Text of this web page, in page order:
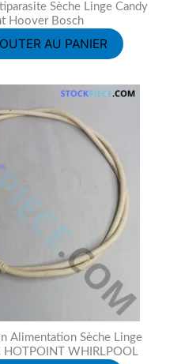
Sèche Linge Candy
Hoover Bosch
AU PANIER
Alimentation Sèche Linge
HOTPOINT WHIRLPOOL